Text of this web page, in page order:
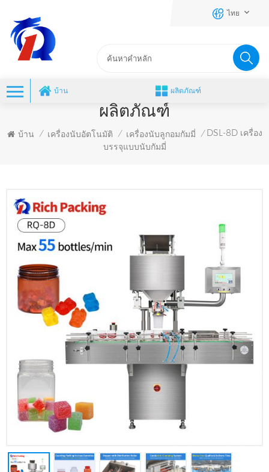
ไทย
บ้าน ผลิตภัณฑ์
ผลิตภัณฑ์
บ้าน / เครื่องนับอัตโนมัติ / เครื่องนับลูกอมกัมมี่ / DSL-8D เครื่อง
บรรจุแบบนับกัมมี่